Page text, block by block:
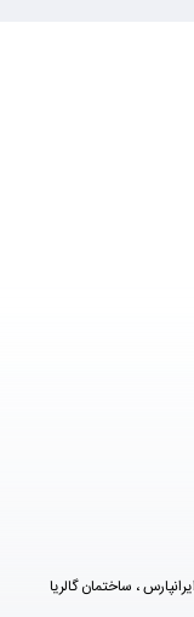
، ساختمان گالریا